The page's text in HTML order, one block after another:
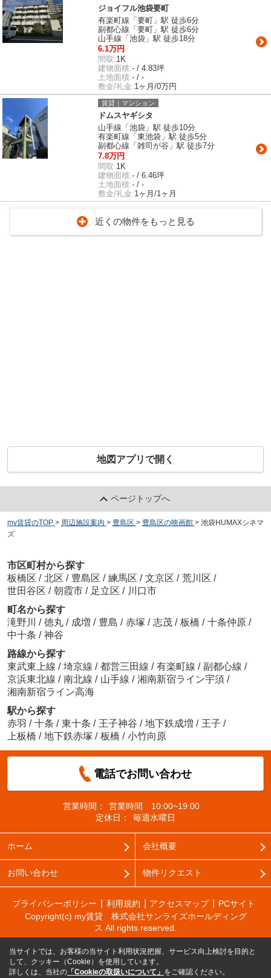
ジョイフル池袋要町
有楽町線「要町」駅 徒歩6分
副都心線「要町」駅 徒歩6分
山手線「池袋」駅 徒歩18分
6.1万円
間取:1K
建物面積:- / 4.83坪
土地面積:- / -
敷金/礼金:1ヶ月/0万円
賃貸｜マンション
ドムスヤギシタ
山手線「池袋」駅 徒歩10分
有楽町線「東池袋」駅 徒歩5分
副都心線「雑司が谷」駅 徒歩7分
7.8万円
間取:1K
建物面積:- / 6.46坪
土地面積:- / -
敷金/礼金:1ヶ月/1ヶ月
近くの物件をもっと見る
地図アプリで開く
ページトップへ
my賃貸のTOP > 周辺施設案内 > 豊島区 > 豊島区の映画館 > 池袋HUMAXシネマ
ズ
市区町村から探す
板橋区 / 北区 / 豊島区 / 練馬区 / 文京区 / 荒川区 /
世田谷区 / 朝霞市 / 足立区 / 川口市
町名から探す
滝野川 / 徳丸 / 成増 / 豊島 / 赤塚 / 志茂 / 板橋 / 十条仲原 /
中十条 / 神谷
路線から探す
東武東上線 / 埼京線 / 都営三田線 / 有楽町線 / 副都心線 /
京浜東北線 / 南北線 / 山手線 / 湘南新宿ライン宇須 /
湘南新宿ライン高海
駅から探す
赤羽 / 十条 / 東十条 / 王子神谷 / 地下鉄成増 / 王子 /
上板橋 / 地下鉄赤塚 / 板橋 / 小竹向原
電話でお問い合わせ
営業時間：
営業時間 10:00~19:00
定休日：
毎週水曜日
ホーム 会社概要
お問い合わせ 物件リクエスト
プライバシーポリシー 利用規約 アクセスマップ
PCサイト
Copyright(c) my賃貸 株式会社サンライズホールディング
ス All rights reserved.
当サイトでは、お客様の当サイト利用状況把握、サービス向上検討を目的と
して、クッキー（Cookie）を使用しています。
詳しくは、当社の 「Cookieの取扱いについて」 をご確認ください。